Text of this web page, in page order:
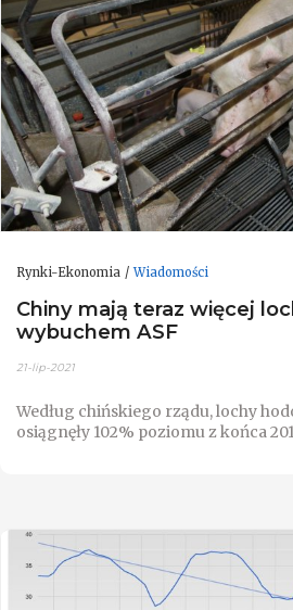
Rynki-Ekonomia Wiadomości
Chiny mają teraz więcej
wybuchem ASF
21-lip-2021
Według chińskiego rządu, lochy
osiągnęły 102% poziomu z końca